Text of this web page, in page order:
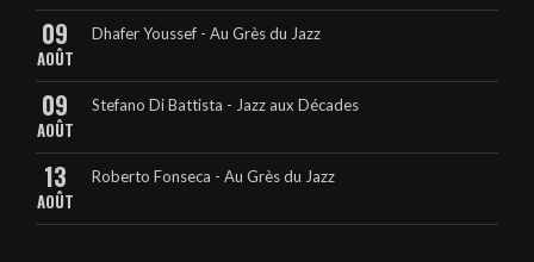
09
AOÛT
Dhafer Youssef - Au Grès du Jazz
09
AOÛT
Stefano Di Battista - Jazz aux Décades
13
AOÛT
Roberto Fonseca - Au Grès du Jazz